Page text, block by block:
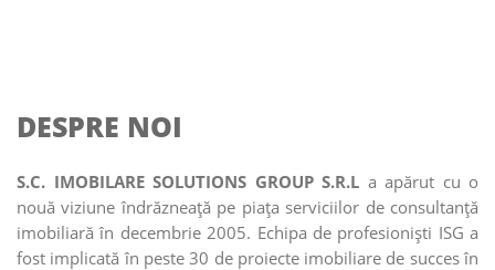
DESPRE NOI
S.C. IMOBILARE SOLUTIONS GROUP S.R.L a apărut cu o
nouă viziune îndrăzneaţă pe piaţa serviciilor de consultanţă
imobiliară în decembrie 2005. Echipa de profesionişti ISG a
fost implicată în peste 30 de proiecte imobiliare de succes în